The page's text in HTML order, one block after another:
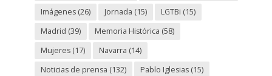
Imágenes(26) Jornada (15) LGTBi (15)
Madrid (39) Memoria Histórica (58)
Mujeres(17) Navarra (14)
Noticias de prensa (132) Pablo Iglesias(15)